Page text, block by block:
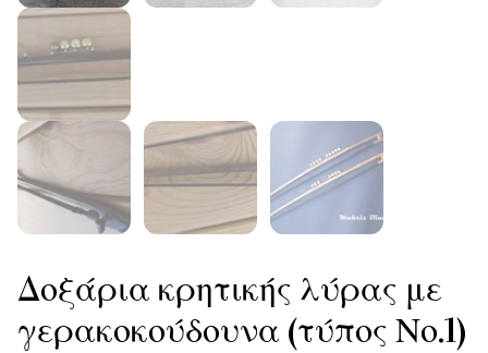
Δοξάρια κρητικής λύρας με
γερακοκούδουνα (τύπος Νο.1)